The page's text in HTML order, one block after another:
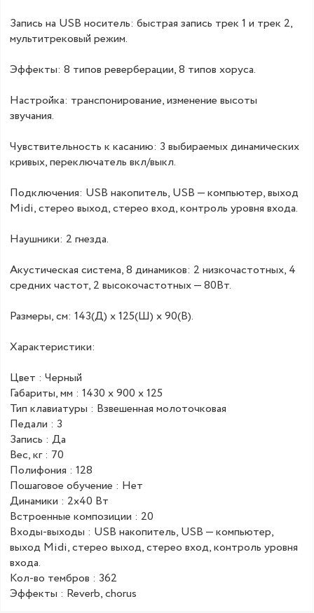
Запись на USB носитель: быстрая запись трек 1 и трек 2,
мультитрековый режим.
Эффекты: 8 типов реверберации, 8 типов хоруса.
Настройка: транспонирование, изменение высоты
звучания.
Чувствительность к касанию: 3 выбираемых динамических
кривых, переключатель вкл/выкл.
Подключения: USB накопитель, USB — компьютер, выход
Midi, стерео выход, стерео вход, контроль уровня входа.
Наушники: 2 гнезда.
Акустическая система, 8 динамиков: 2 низкочастотных, 4
средних частот, 2 высокочастотных — 80Вт.
Размеры, см: 143(Д) x 125(Ш) x 90(В).
Характеристики:
Цвет : Черный
Габариты, мм : 1430 x 900 x 125
Тип клавиатуры : Взвешенная молоточковая
Педали : 3
Запись : Да
Вес, кг : 70
Полифония : 128
Пошаговое обучение : Нет
Динамики : 2х40 Вт
Встроенные композиции : 20
Входы-выходы : USB накопитель, USB — компьютер,
выход Midi, стерео выход, стерео вход, контроль уровня
входа.
Кол-во тембров : 362
Эффекты : Reverb, сhorus